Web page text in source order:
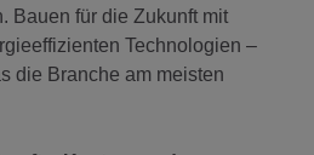
Bauen für die Zukunft mit
Technologien –
die Branche am meisten